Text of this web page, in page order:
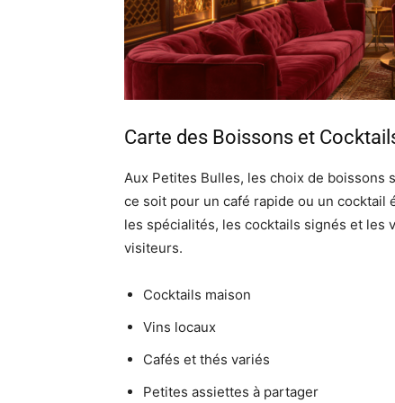
Carte des Boissons et
Aux Petites Bulles, les choix de boissons
ce soit pour un café rapide ou un
les spécialités, les cocktails signés et les
visiteurs.
Cocktails maison
Vins locaux
Cafés et thés variés
Petites assiettes à partager